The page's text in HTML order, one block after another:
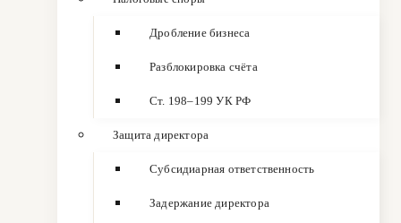
Дробление бизнеса
Разблокировка счёта
Ст. 198–199 УК РФ
Защита директора
Субсидиарная ответственность
Задержание директора